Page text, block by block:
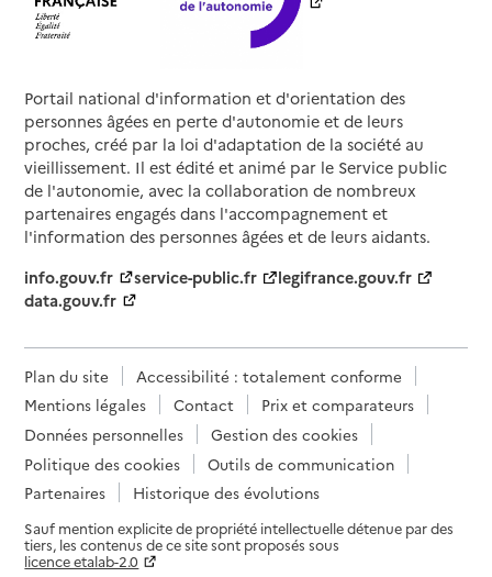
Portail national d'information et d'orientation des
personnes âgées en perte d'autonomie et de leurs
proches, créé par la loi d'adaptation de la société au
vieillissement. Il est édité et animé par le Service public
de l'autonomie, avec la collaboration de nombreux
partenaires engagés dans l'accompagnement et
l'information des personnes âgées et de leurs aidants.
info.gouv.fr
service-public.fr
legifrance.gouv.fr
data.gouv.fr
Plan du site
Accessibilité : totalement conforme
Mentions légales
Contact
Prix et comparateurs
Données personnelles
Gestion des cookies
Politique des cookies
Outils de communication
Partenaires
Historique des évolutions
Sauf mention explicite de propriété intellectuelle détenue par des
tiers, les contenus de ce site sont proposés sous
licence etalab-2.0